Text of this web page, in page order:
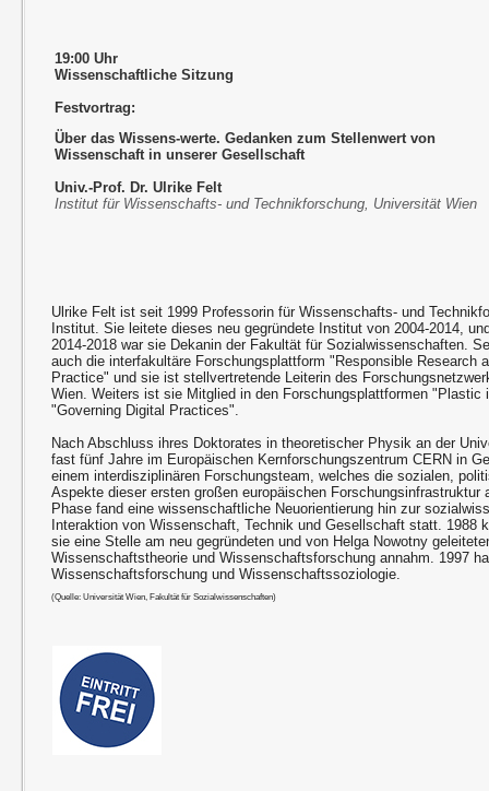
19:00 Uhr
Wissenschaftliche Sitzung
Festvortrag:
Über das Wissens-werte. Gedanken zum Stellenwert von
Wissenschaft in unserer Gesellschaft
Univ.-Prof. Dr. Ulrike Felt
Institut für Wissenschafts- und Technikforschung, Universität Wien
Ulrike Felt ist seit 1999 Professorin für Wissenschafts- und
Institut. Sie leitete dieses neu gegründete Institut von 2004-2014,
2014-2018 war sie Dekanin der Fakultät für Sozialwissenschaften.
auch die interfakultäre Forschungsplattform "Responsible Research
Practice" und sie ist stellvertretende Leiterin des
Wien. Weiters ist sie Mitglied in den Forschungsplattformen "Plastic
"Governing Digital Practices".
Nach Abschluss ihres Doktorates in theoretischer Physik an der
fast fünf Jahre im Europäischen Kernforschungszentrum CERN in
einem interdisziplinären Forschungsteam, welches die sozialen,
Aspekte dieser ersten großen europäischen Forschungsinfrastruktur
Phase fand eine wissenschaftliche Neuorientierung hin zur
Interaktion von Wissenschaft, Technik und Gesellschaft statt. 1988
sie eine Stelle am neu gegründeten und von Helga Nowotny
Wissenschaftstheorie und Wissenschaftsforschung annahm. 1997
Wissenschaftsforschung und Wissenschaftssoziologie.
(Quelle: Universität Wien, Fakultät für Sozialwissenschaften)